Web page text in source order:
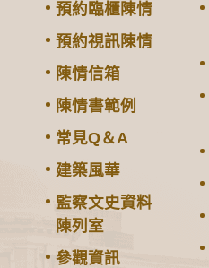
預約臨櫃陳情
預約視訊陳情
陳情信箱
陳情書範例
常見Q＆A
建築風華
監察文史資料
陳列室
參觀資訊